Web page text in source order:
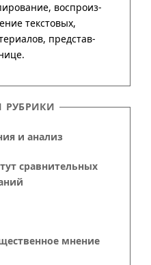
РУБРИКИ
и анализ
сравнительных
мнение